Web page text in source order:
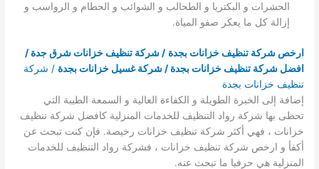
الحشرات و البكتريا و الطحالب و الشوائب و الحطام و الرواسب و
إزالة كل ما يعكر صفو المياة.
ارخص شركة تنظيف خزانات بجدة / شركة تنظيف خزانات شرق جدة /
افضل شركة تنظيف خزانات بجدة / شركة غسيل خزانات بجدة / شركة
تنظيف خزانات بجدة
إضافة إلى الخبرة الطويلة و الكفاءة العالية و السمعة الطيبة التي
تحظى بها شركة رواد التنظيف للخدمات المنزلية كافضل شركة تنظيف
خزانات ، فهي أكثر شركة تنظيف خزانات رخيصة. فإن كنت تبحث عن
أكفأ و ارخص شركة تنظيف خزانات ، فشركة رواد التنظيف للخدمات
المنزلية هي حرفيا ما تبحث عنه.